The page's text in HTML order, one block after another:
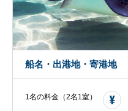
船名・出港地・寄港地
1名の料金（2名1室）